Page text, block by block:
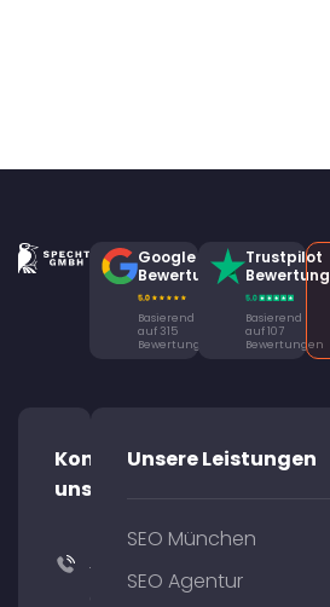
Google
Bewertung
Basierend
auf 315
Bewertungen
Trustpilot
Bewertung
Basierend
auf 107
Bewertungen
Kontaktiere
uns!
+49
Unsere Leistungen
SEO München
SEO Agentur